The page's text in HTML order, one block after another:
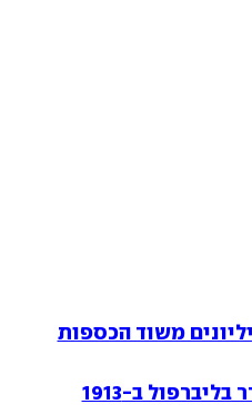
משוד הכספות
ב-1913